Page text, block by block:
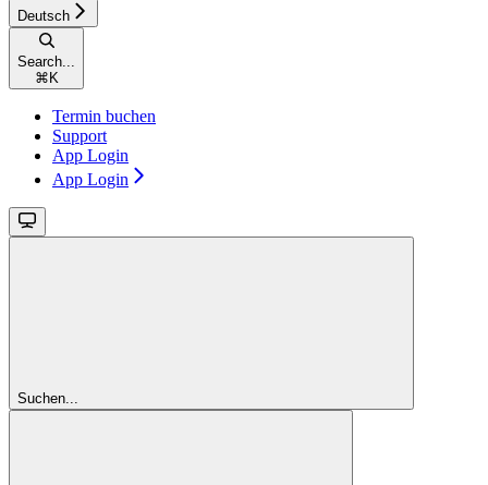
Deutsch
Search...
⌘ K
Termin buchen
Support
App Login
App Login
Suchen...